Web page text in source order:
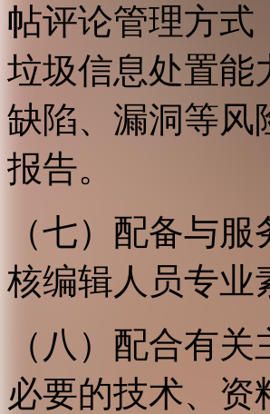
帖评论管理方式
垃圾信息处置能
缺陷、漏洞等风
报告。
（七）配备与
核编辑人员专业
（八）配合有
必要的技术、资